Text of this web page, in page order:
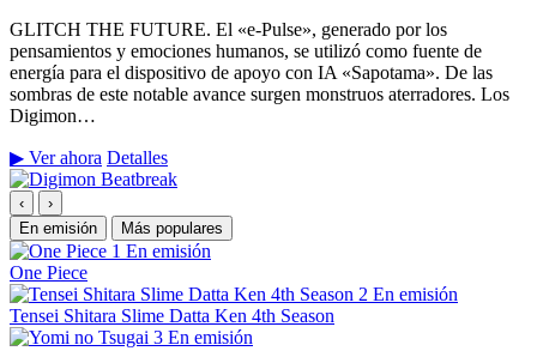
GLITCH THE FUTURE. El «e-Pulse», generado por los
pensamientos y emociones humanos, se utilizó como fuente de
energía para el dispositivo de apoyo con IA «Sapotama». De las
sombras de este notable avance surgen monstruos aterradores. Los
Digimon…
▶ Ver ahora Detalles
‹
›
En emisión
Más populares
1 En emisión
One Piece
2 En emisión
Tensei Shitara Slime Datta Ken 4th Season
3 En emisión